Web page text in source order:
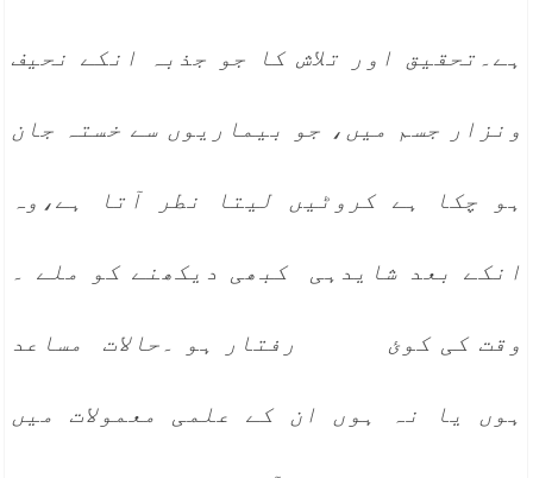
ہے۔تحقیق اور تلاش کا جو جذبہ انکے نحیف
ونزار جسم میں، جو بیماریوں سے خستہ جان
ہو چکا ہے کروٹیں لیتا نطر آتا ہے،وہ
انکے بعد شایدہی کبھی دیکھنے کو ملے ۔
وقت کی کوئ رفتار ہو ۔حالات مساعد
ہوں یا نہ ہوں ان کے علمی معمولات میں